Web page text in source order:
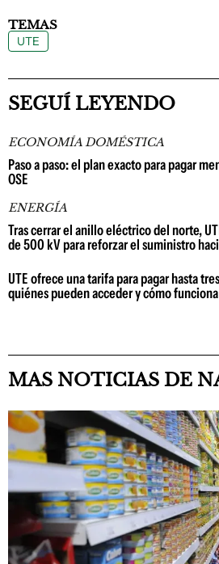
TEMAS
UTE
SEGUÍ LEYENDO
ECONOMÍA DOMÉSTICA
Paso a paso: el plan exacto para pagar
OSE
ENERGÍA
Tras cerrar el anillo eléctrico del norte,
de 500 kV para reforzar el suministro
UTE ofrece una tarifa para pagar hasta
quiénes pueden acceder y cómo funciona
MAS NOTICIAS DE